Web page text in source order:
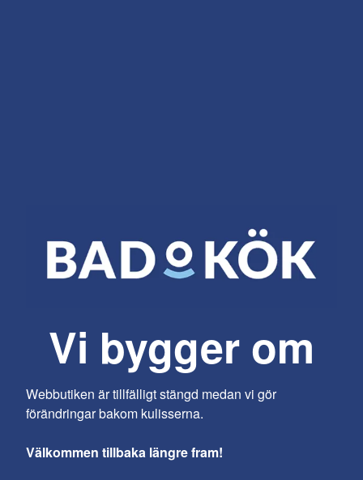
Vi bygger om
Webbutiken är tillfälligt stängd medan vi gör
förändringar bakom kulisserna.
Välkommen tillbaka längre fram!